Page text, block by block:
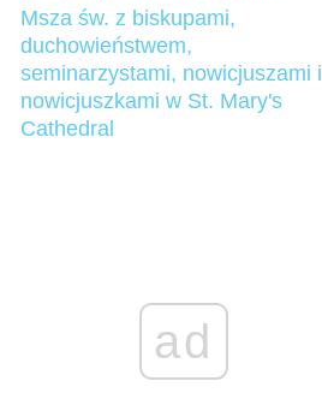
Msza św. z biskupami,
duchowieństwem,
seminarzystami, nowicjuszami i
nowicjuszkami w St. Mary's
Cathedral
ad